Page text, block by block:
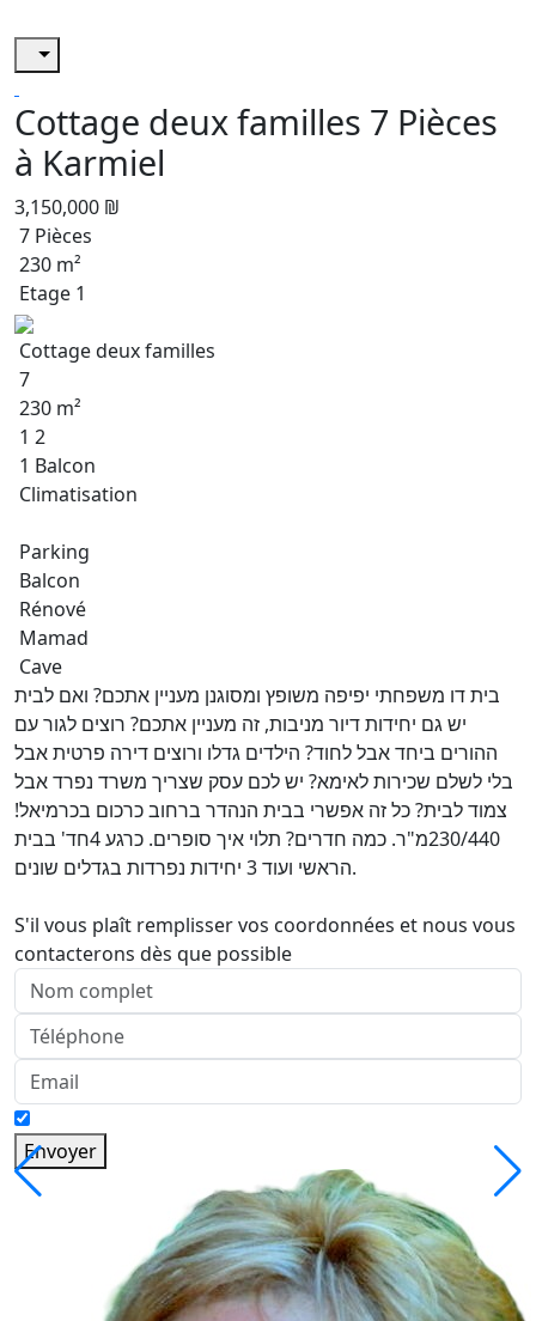
Cottage deux familles 7 Pièces
à Karmiel
3,150,000 ₪
7 Pièces
230 m²
Etage 1
Cottage deux familles
7
230 m²
1 2
1 Balcon
Climatisation
Parking
Balcon
Rénové
Mamad
Cave
בית דו משפחתי יפיפה משופץ ומסוגנן מעניין אתכם? ואם לבית
יש גם יחידות דיור מניבות, זה מעניין אתכם? רוצים לגור עם
ההורים ביחד אבל לחוד? הילדים גדלו ורוצים דירה פרטית אבל
בלי לשלם שכירות לאימא? יש לכם עסק שצריך משרד נפרד אבל
צמוד לבית? כל זה אפשרי בבית הנהדר ברחוב כרכום בכרמיאל!
230/440מ"ר. כמה חדרים? תלוי איך סופרים. כרגע 4חד' בבית
הראשי ועוד 3 יחידות נפרדות בגדלים שונים.
S'il vous plaît remplisser vos coordonnées et nous vous
contacterons dès que possible
Envoyer